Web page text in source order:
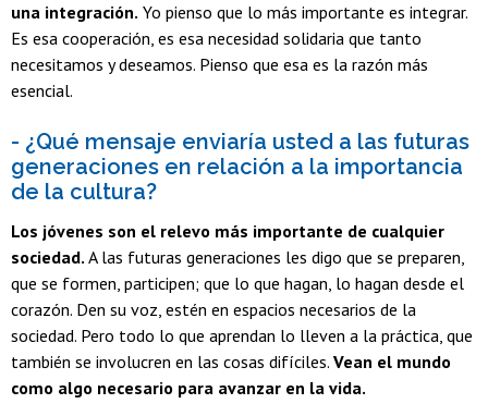
una integración. Yo pienso que lo más importante es integrar.
Es esa cooperación, es esa necesidad solidaria que tanto
necesitamos y deseamos. Pienso que esa es la razón más
esencial.
- ¿Qué mensaje enviaría usted a las futuras
generaciones en relación a la importancia
de la cultura?
Los jóvenes son el relevo más importante de cualquier
sociedad. A las futuras generaciones les digo que se preparen,
que se formen, participen; que lo que hagan, lo hagan desde el
corazón. Den su voz, estén en espacios necesarios de la
sociedad. Pero todo lo que aprendan lo lleven a la práctica, que
también se involucren en las cosas difíciles. Vean el mundo
como algo necesario para avanzar en la vida.